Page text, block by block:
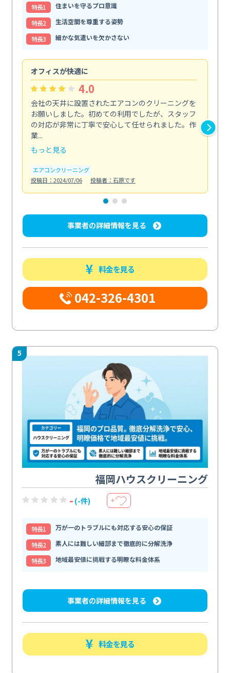
特⻑1
住まいを守るプロ意識
特⻑2
生活空間を尊重する姿勢
特⻑3
細かな気遣いを欠かさない
オフィスが快適に
4.0
会社の天井に設置されたエアコンのクリーニングを
お願いしました。初めての利用でしたが、スタッフ
の対応が非常に丁寧で安心して任せられました。作
業...
もっと見る
エアコンクリーニング
投稿日：2024/07/06
投稿者：石原です
事業者の詳細情報を見る
料金を見る
042-326-4301
5
福岡ハウスクリーニング
- (-件) ＋
特⻑1
万が一のトラブルにも対応する安心の保証
特⻑2
素人には難しい細部まで徹底的に分解洗浄
特⻑3
地域最安値に挑戦する明瞭な料金体系
事業者の詳細情報を見る
料金を見る